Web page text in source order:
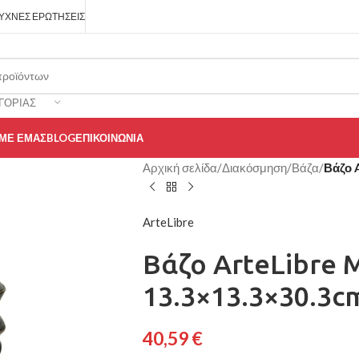
ΕΡΩΤΉΣΕΙΣ
ΕΜΆΣBLOGΕΠΙΚΟΙΝΩΝΊΑ
Αρχική σελίδα/Διακόσμηση/Βάζα/Βάζο
ArteLibre
Βάζο ArteLibre
40,59€